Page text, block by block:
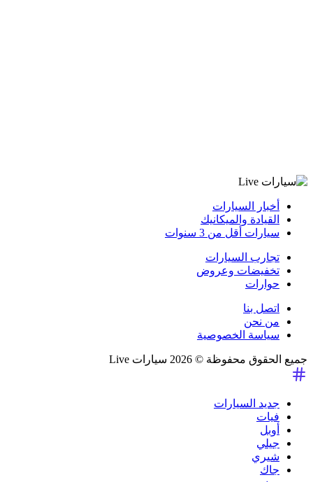
أخبار السيارات
القيادة والميكانيك
سيارات أقل من 3 سنوات
تجارب السيارات
تخفيضات وعروض
حوارات
اتصل بنا
من نحن
سياسة الخصوصية
جميع الحقوق محفوظة © 2026 سيارات Live
جديد السيارات
فيات
أوبل
جيلي
شيري
جاك